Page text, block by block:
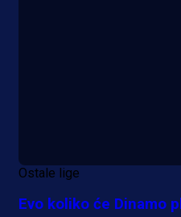
Ostale lige
Evo koliko će Dinamo